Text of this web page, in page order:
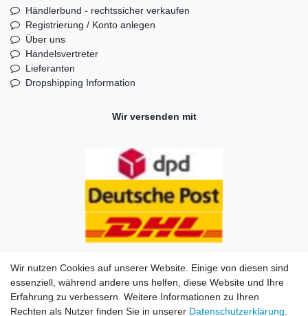
Händlerbund - rechtssicher verkaufen
Registrierung / Konto anlegen
Über uns
Handelsvertreter
Lieferanten
Dropshipping Information
Wir versenden mit
Impressum Daten­schutz­erklärung AGB Kontakt
Wir nutzen Cookies auf unserer Website. Einige von diesen sind
essenziell, während andere uns helfen, diese Website und Ihre
Erfahrung zu verbessern. Weitere Informationen zu Ihren
Rechten als Nutzer finden Sie in unserer Daten­schutz­erklärung